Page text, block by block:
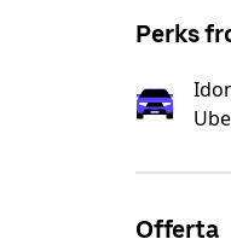
Perks
Offerta